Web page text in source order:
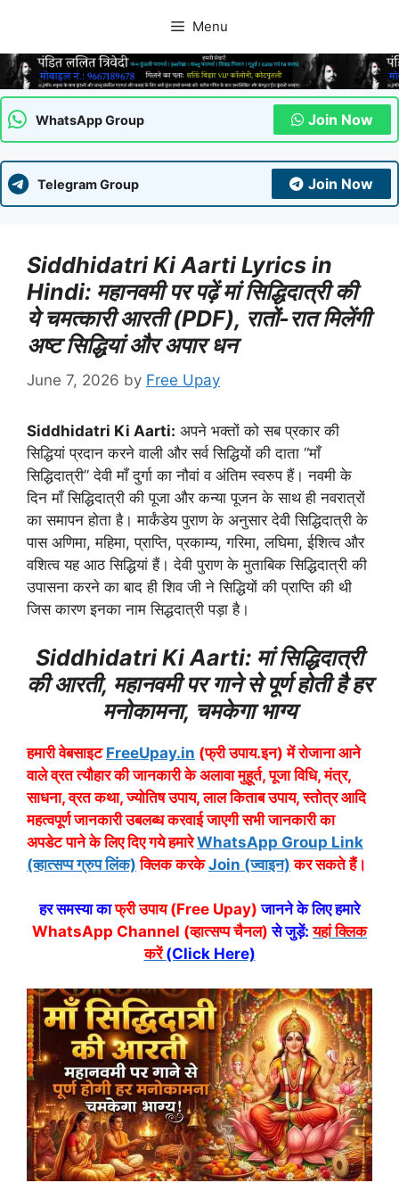
content
Menu
WhatsApp Group Join Now
Telegram Group Join Now
Siddhidatri Ki Aarti Lyrics in
Hindi: महानवमी पर पढ़ें मां सिद्धिदात्री की
ये चमत्कारी आरती (PDF), रातों-रात मिलेंगी
अष्ट सिद्धियां और अपार धन
June 7, 2026 by Free Upay
Siddhidatri Ki Aarti: अपने भक्तों को सब प्रकार की
सिद्धियां प्रदान करने वाली और सर्व सिद्धियों की दाता “माँ
सिद्धिदात्री” देवी माँ दुर्गा का नौवां व अंतिम स्वरुप हैं। नवमी के
दिन माँ सिद्धिदात्री की पूजा और कन्या पूजन के साथ ही नवरात्रों
का समापन होता है। मार्कंडेय पुराण के अनुसार देवी सिद्धिदात्री के
पास अणिमा, महिमा, प्राप्ति, प्रकाम्य, गरिमा, लघिमा, ईशित्व और
वशित्व यह आठ सिद्धियां हैं। देवी पुराण के मुताबिक सिद्धिदात्री की
उपासना करने का बाद ही शिव जी ने सिद्धियों की प्राप्ति की थी
जिस कारण इनका नाम सिद्धदात्री पड़ा है।
Siddhidatri Ki Aarti: मां सिद्धिदात्री
की आरती, महानवमी पर गाने से पूर्ण होती है हर
मनोकामना, चमकेगा भाग्य
हमारी वेबसाइट FreeUpay.in (फ्री उपाय.इन) में रोजाना आने
वाले व्रत त्यौहार की जानकारी के अलावा मुहूर्त, पूजा विधि, मंत्र,
साधना, व्रत कथा, ज्योतिष उपाय, लाल किताब उपाय, स्तोत्र आदि
महत्वपूर्ण जानकारी उबलब्ध करवाई जाएगी सभी जानकारी का
अपडेट पाने के लिए दिए गये हमारेWhatsApp Group Link
(व्हात्सप्प ग्रुप लिंक) क्लिक करकेJoin (ज्वाइन) कर सकते हैं।
हर समस्या काफ्री उपाय (Free Upay) जानने के लिए हमारे
WhatsApp Channel (व्हात्सप्प चैनल) से जुड़ें:यहां क्लिक
करें(Click Here)